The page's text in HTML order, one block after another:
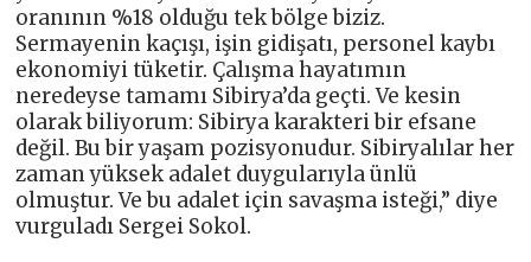
oranının %18 olduğu tek bölge biziz.
Sermayenin kaçışı, işin gidişatı, personel kaybı
ekonomiyi tüketir. Çalışma hayatımın
neredeyse tamamı Sibirya’da geçti. Ve kesin
olarak biliyorum: Sibirya karakteri bir efsane
değil. Bu bir yaşam pozisyonudur. Sibiryalılar her
zaman yüksek adalet duygularıyla ünlü
olmuştur. Ve bu adalet için savaşma isteği,” diye
vurguladı Sergei Sokol.